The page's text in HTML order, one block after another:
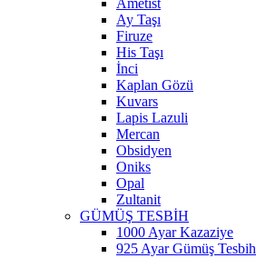
Ametist
Ay Taşı
Firuze
His Taşı
İnci
Kaplan Gözü
Kuvars
Lapis Lazuli
Mercan
Obsidyen
Oniks
Opal
Zultanit
GÜMÜŞ TESBİH
1000 Ayar Kazaziye
925 Ayar Gümüş Tesbih